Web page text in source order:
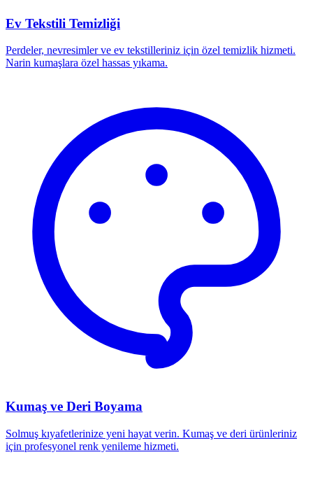
Ev Tekstili Temizliği
Perdeler, nevresimler ve ev tekstilleriniz için özel temizlik hizmeti.
Narin kumaşlara özel hassas yıkama.
Kumaş ve Deri Boyama
Solmuş kıyafetlerinize yeni hayat verin. Kumaş ve deri ürünleriniz
için profesyonel renk yenileme hizmeti.